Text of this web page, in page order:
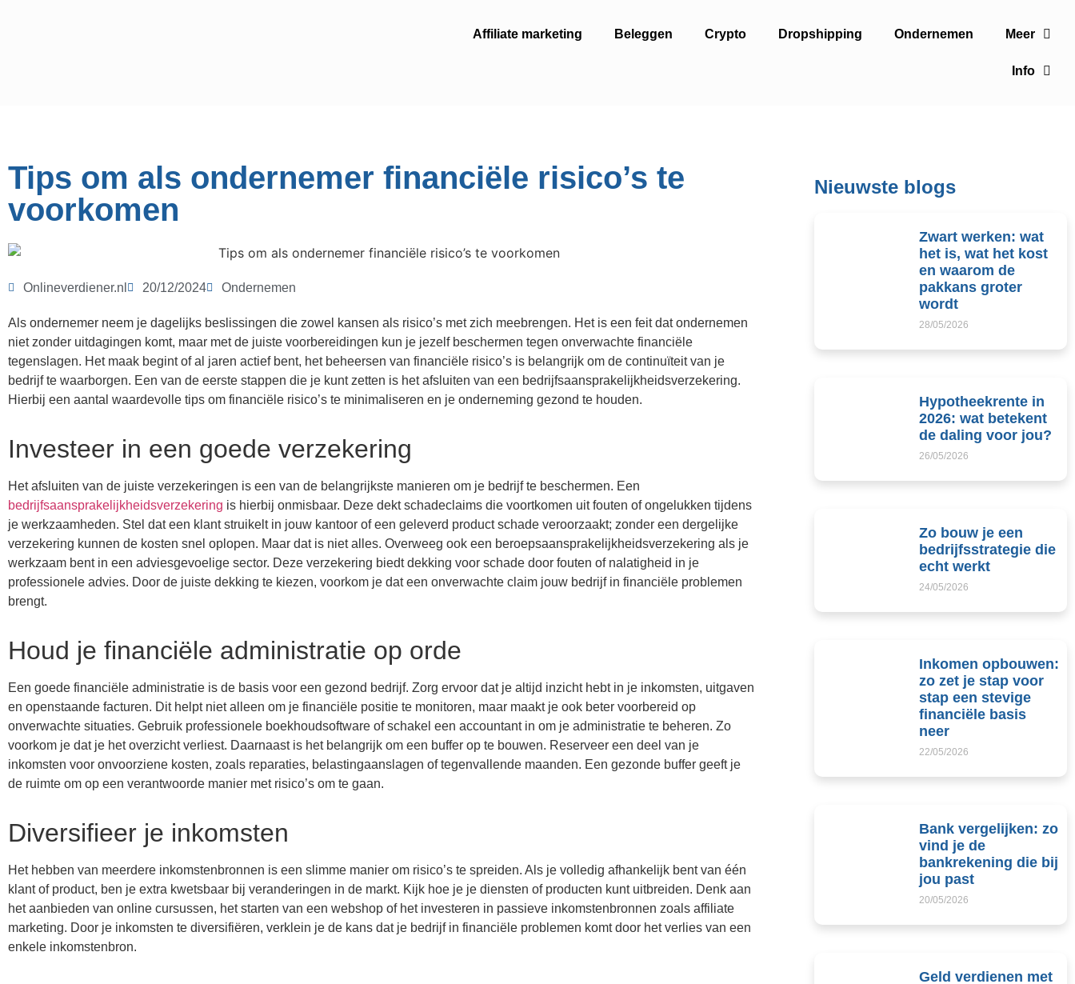
Affiliate marketing Beleggen Crypto Dropshipping Ondernemen Meer
Info
Tips om als ondernemer financiële risico’s te
voorkomen
Onlineverdiener.nl 20/12/2024 Ondernemen
Als ondernemer neem je dagelijks beslissingen die zowel kansen als risico’s met zich meebrengen. Het is een feit dat ondernemen
niet zonder uitdagingen komt, maar met de juiste voorbereidingen kun je jezelf beschermen tegen onverwachte financiële
tegenslagen. Het maak begint of al jaren actief bent, het beheersen van financiële risico’s is belangrijk om de continuïteit van je
bedrijf te waarborgen. Een van de eerste stappen die je kunt zetten is het afsluiten van een bedrijfsaansprakelijkheidsverzekering.
Hierbij een aantal waardevolle tips om financiële risico’s te minimaliseren en je onderneming gezond te houden.
Investeer in een goede verzekering
Het afsluiten van de juiste verzekeringen is een van de belangrijkste manieren om je bedrijf te beschermen. Een
bedrijfsaansprakelijkheidsverzekering is hierbij onmisbaar. Deze dekt schadeclaims die voortkomen uit fouten of ongelukken tijdens
je werkzaamheden. Stel dat een klant struikelt in jouw kantoor of een geleverd product schade veroorzaakt; zonder een dergelijke
verzekering kunnen de kosten snel oplopen. Maar dat is niet alles. Overweeg ook een beroepsaansprakelijkheidsverzekering als je
werkzaam bent in een adviesgevoelige sector. Deze verzekering biedt dekking voor schade door fouten of nalatigheid in je
professionele advies. Door de juiste dekking te kiezen, voorkom je dat een onverwachte claim jouw bedrijf in financiële problemen
brengt.
Houd je financiële administratie op orde
Een goede financiële administratie is de basis voor een gezond bedrijf. Zorg ervoor dat je altijd inzicht hebt in je inkomsten, uitgaven
en openstaande facturen. Dit helpt niet alleen om je financiële positie te monitoren, maar maakt je ook beter voorbereid op
onverwachte situaties. Gebruik professionele boekhoudsoftware of schakel een accountant in om je administratie te beheren. Zo
voorkom je dat je het overzicht verliest. Daarnaast is het belangrijk om een buffer op te bouwen. Reserveer een deel van je
inkomsten voor onvoorziene kosten, zoals reparaties, belastingaanslagen of tegenvallende maanden. Een gezonde buffer geeft je
de ruimte om op een verantwoorde manier met risico’s om te gaan.
Diversifieer je inkomsten
Het hebben van meerdere inkomstenbronnen is een slimme manier om risico’s te spreiden. Als je volledig afhankelijk bent van één
klant of product, ben je extra kwetsbaar bij veranderingen in de markt. Kijk hoe je je diensten of producten kunt uitbreiden. Denk aan
het aanbieden van online cursussen, het starten van een webshop of het investeren in passieve inkomstenbronnen zoals affiliate
marketing. Door je inkomsten te diversifiëren, verklein je de kans dat je bedrijf in financiële problemen komt door het verlies van een
enkele inkomstenbron.
Nieuwste blogs
Zwart werken: wat
het is, wat het kost
en waarom de
pakkans groter
wordt
28/05/2026
Hypotheekrente in
2026: wat betekent
de daling voor jou?
26/05/2026
Zo bouw je een
bedrijfsstrategie die
echt werkt
24/05/2026
Inkomen opbouwen:
zo zet je stap voor
stap een stevige
financiële basis
neer
22/05/2026
Bank vergelijken: zo
vind je de
bankrekening die bij
jou past
20/05/2026
Geld verdienen met